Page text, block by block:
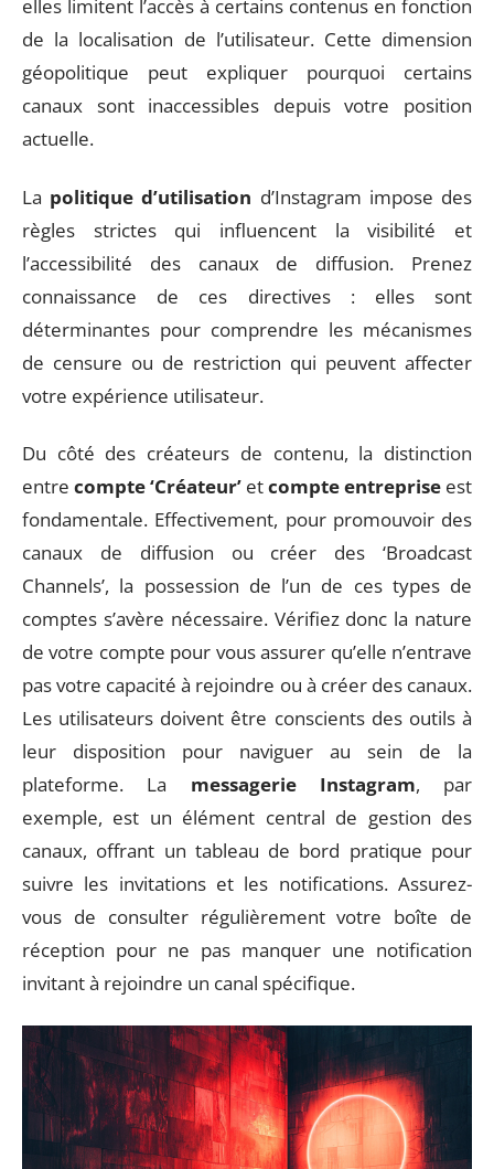
elles limitent l’accès à certains contenus en fonction
de la localisation de l’utilisateur. Cette dimension
géopolitique peut expliquer pourquoi certains
canaux sont inaccessibles depuis votre position
actuelle.
La politique d’utilisation d’Instagram impose des
règles strictes qui influencent la visibilité et
l’accessibilité des canaux de diffusion. Prenez
connaissance de ces directives : elles sont
déterminantes pour comprendre les mécanismes
de censure ou de restriction qui peuvent affecter
votre expérience utilisateur.
Du côté des créateurs de contenu, la distinction
entre compte ‘Créateur’ etcompte entreprise est
fondamentale. Effectivement, pour promouvoir des
canaux de diffusion ou créer des ‘Broadcast
Channels’, la possession de l’un de ces types de
comptes s’avère nécessaire. Vérifiez donc la nature
de votre compte pour vous assurer qu’elle n’entrave
pas votre capacité à rejoindre ou à créer des canaux.
Les utilisateurs doivent être conscients des outils à
leur disposition pour naviguer au sein de la
plateforme. La messagerie Instagram, par
exemple, est un élément central de gestion des
canaux, offrant un tableau de bord pratique pour
suivre les invitations et les notifications. Assurez-
vous de consulter régulièrement votre boîte de
réception pour ne pas manquer une notification
invitant à rejoindre un canal spécifique.